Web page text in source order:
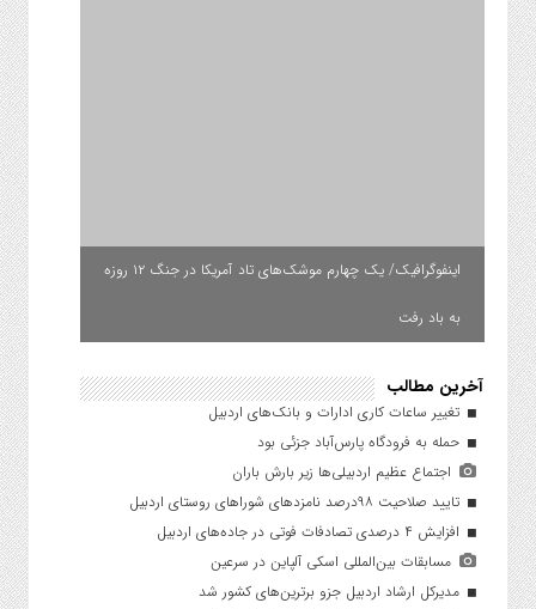
اینفوگرافیک/ یک چهارم موشک‌های تاد آمریکا در جنگ ۱۲ روزه
به باد رفت
آخرین مطالب
تغییر ساعات کاری ادارات و بانک‌های اردبیل
حمله به فرودگاه پارس‌‌آباد جزئی بود
اجتماع عظیم اردبیلی‌ها زیر بارش باران
تایید صلاحیت ۹۸درصد نامزدهای شوراهای روستای اردبیل
افزایش ۴ درصدی تصادفات فوتی در جاده‌های اردبیل
مسابقات بین‌المللی اسکی آلپاین در سرعین
مدیرکل ارشاد اردبیل جزو برترین‌های کشور شد